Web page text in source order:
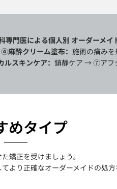
門医による個人別 オーダーメイ
④麻酔クリーム塗布： 施術の痛みを
スキンケア： 鎮静ケア → ⑦アフ
めタイプ
矯正を受けましょう。
より正確なオーダーメイドの処方